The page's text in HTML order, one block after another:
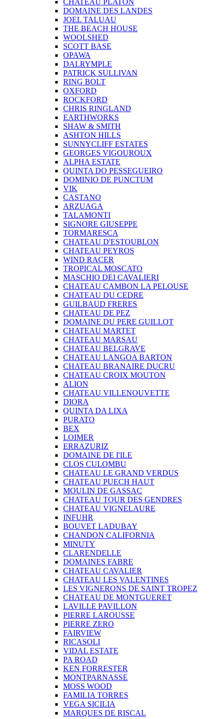
CHATEAU PLATON
DOMAINE DES LANDES
JOEL TALUAU
THE BEACH HOUSE
WOOLSHED
SCOTT BASE
OPAWA
DALRYMPLE
PATRICK SULLIVAN
RING BOLT
OXFORD
ROCKFORD
CHRIS RINGLAND
EARTHWORKS
SHAW & SMITH
ASHTON HILLS
SUNNYCLIFF ESTATES
GEORGES VIGOUROUX
ALPHA ESTATE
QUINTA DO PESSEGUEIRO
DOMINIO DE PUNCTUM
VIK
CASTANO
ARZUAGA
TALAMONTI
SIGNORE GIUSEPPE
TORMARESCA
CHATEAU D'ESTOUBLON
CHATEAU PEYROS
WIND RACER
TROPICAL MOSCATO
MASCHIO DEI CAVALIERI
CHATEAU CAMBON LA PELOUSE
CHATEAU DU CEDRE
GUILBAUD FRERES
CHATEAU DE PEZ
DOMAINE DU PERE GUILLOT
CHATEAU MARTET
CHATEAU MARSAU
CHATEAU BELGRAVE
CHATEAU LANGOA BARTON
CHATEAU BRANAIRE DUCRU
CHATEAU CROIX MOUTON
ALION
CHATEAU VILLENOUVETTE
DIORA
QUINTA DA LIXA
PURATO
BEX
LOIMER
ERRAZURIZ
DOMAINE DE I'ILE
CLOS CULOMBU
CHATEAU LE GRAND VERDUS
CHATEAU PUECH HAUT
MOULIN DE GASSAC
CHATEAU TOUR DES GENDRES
CHATEAU VIGNELAURE
INFUHR
BOUVET LADUBAY
CHANDON CALIFORNIA
MINUTY
CLARENDELLE
DOMAINES FABRE
CHATEAU CAVALIER
CHATEAU LES VALENTINES
LES VIGNERONS DE SAINT TROPEZ
CHATEAU DE MONTGUERET
LAVILLE PAVILLON
PIERRE LAROUSSE
PIERRE ZERO
FAIRVIEW
RICASOLI
VIDAL ESTATE
PA ROAD
KEN FORRESTER
MONTPARNASSE
MOSS WOOD
FAMILIA TORRES
VEGA SICILIA
MARQUES DE RISCAL